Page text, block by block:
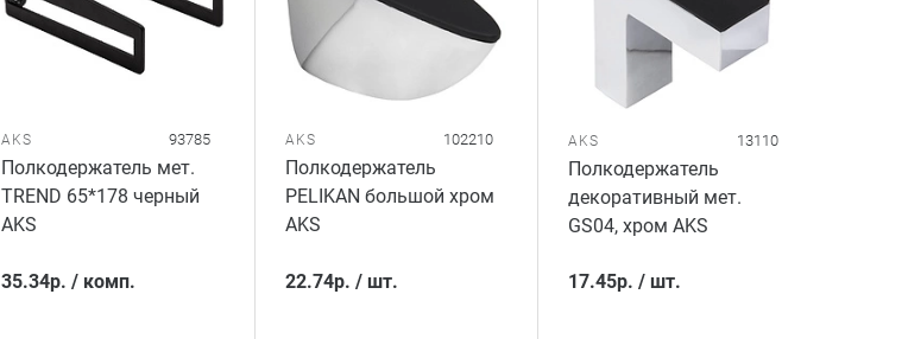
AKS 93785
Полкодержатель мет.
TREND 65*178 черный
AKS
35.34р. / комп.
AKS 102210
Полкодержатель
PELIKAN большой хром
AKS
22.74р. / шт.
AKS 13110
Полкодержатель
декоративный мет.
GS04, хром AKS
17.45р. /шт.